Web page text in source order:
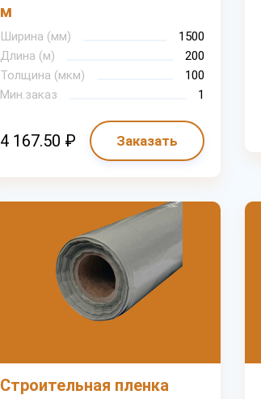
м
Ширина (мм)
1500
Длина (м)
200
Толщина (мкм)
100
Мин.заказ
1
4 167.50 ₽ Заказать
Строительная пленка